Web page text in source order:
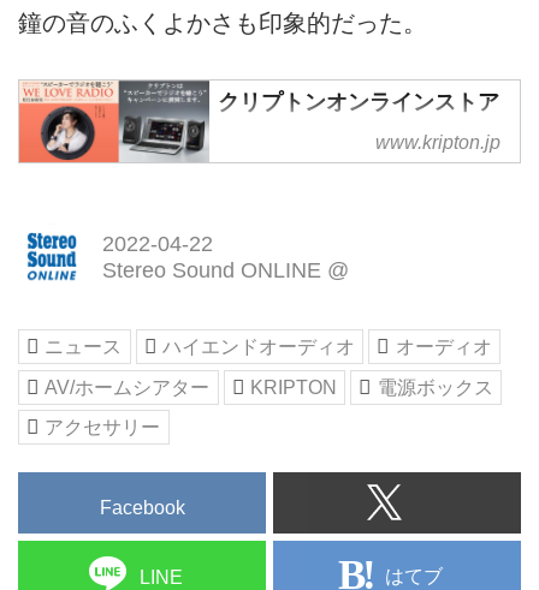
鐘の音のふくよかさも印象的だった。
クリプトンオンラインストア
ハイレゾスピーカー・電源ボック
ス・オーディオアクセサリー・高
www.kripton.jp
2022-04-22
Stereo Sound ONLINE @
ニュース ハイエンドオーディオ
オーディオ
AV/ホームシアター
KRIPTON
電源ボックス
アクセサリー
Facebook
LINE はてブ